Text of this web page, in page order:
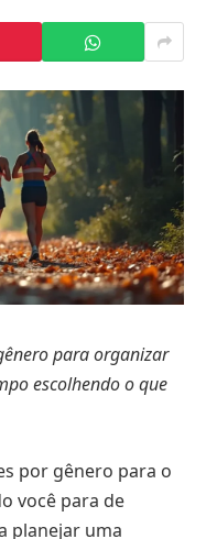
para organizar
escolhendo o que
por gênero para o
você para de
planejar uma